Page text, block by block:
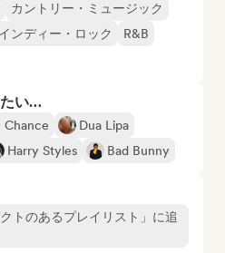
カントリー・ミュージック
インディー・ロック
R&B
い…
Chance
Dua Lipa
Harry Styles Bad Bunny
トのあるプレイリスト」に追